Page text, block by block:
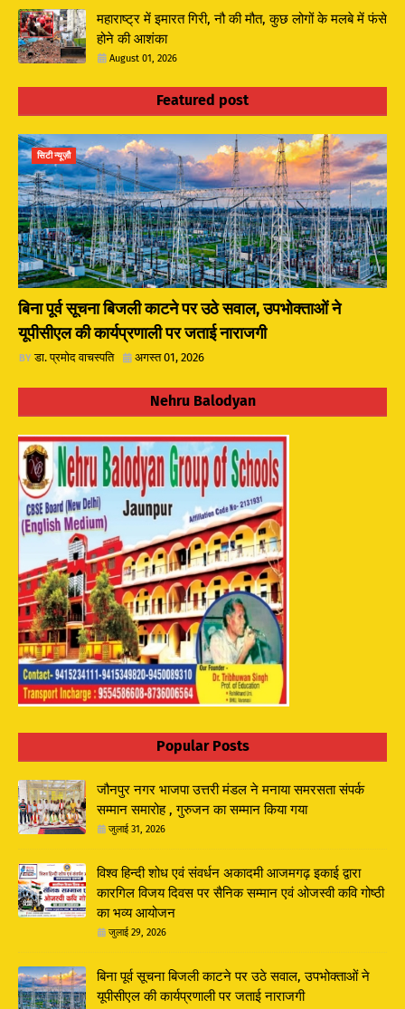
महाराष्ट्र में इमारत गिरी, नौ की मौत, कुछ लोगों के मलबे में फंसे
होने की आशंका
August 01, 2026
Featured post
सिटी न्यूज़ौ
बिना पूर्व सूचना बिजली काटने पर उठे सवाल, उपभोक्ताओं ने
यूपीसीएल की कार्यप्रणाली पर जताई नाराजगी
डा. प्रमोद वाचस्पति अगस्त 01, 2026
Nehru Balodyan
Popular Posts
जौनपुर नगर भाजपा उत्तरी मंडल ने मनाया समरसता संपर्क
सम्मान समारोह , गुरुजन का सम्मान किया गया
जुलाई 31, 2026
विश्व हिन्दी शोध एवं संवर्धन अकादमी आजमगढ़ इकाई द्वारा
कारगिल विजय दिवस पर सैनिक सम्मान एवं ओजस्वी कवि गोष्ठी
का भव्य आयोजन
जुलाई 29, 2026
बिना पूर्व सूचना बिजली काटने पर उठे सवाल, उपभोक्ताओं ने
यूपीसीएल की कार्यप्रणाली पर जताई नाराजगी